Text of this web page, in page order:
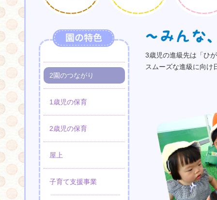
2園のつながり
1歳児の保育
2歳児の保育
屋上
子育て支援事業
3歳児の進級先は「ひ
スムーズな進級に向け